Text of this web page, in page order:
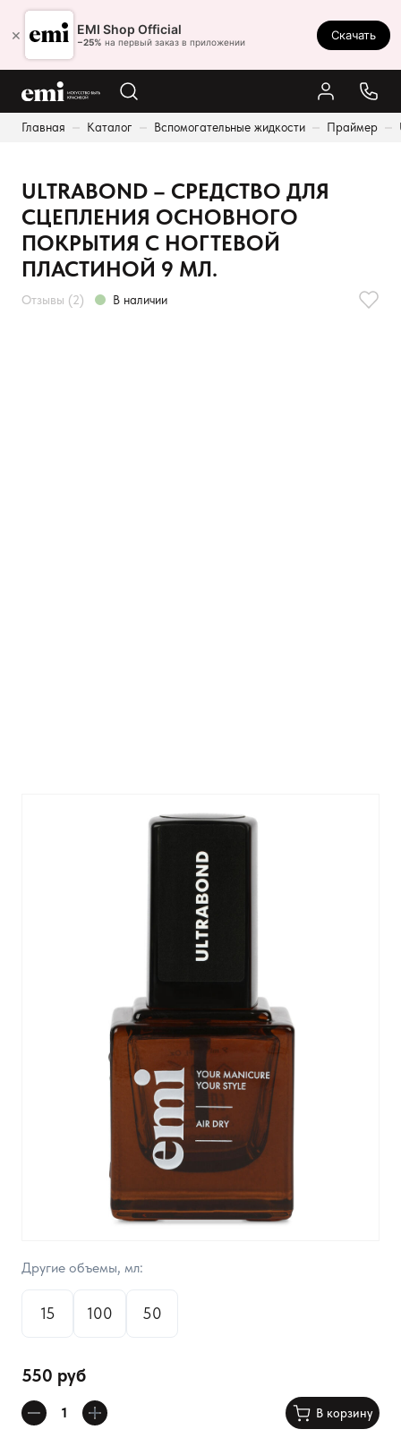
× EMI Shop Official
−25% на первый заказ в приложении
Скачать
Главная Каталог Вспомогательные жидкости Праймер
Ростов-на-Дону
8 (800) 550-86-95
Каталог
Оплата и доставка
Программа лояльности
Реферальная программа
О нас
ULTRABOND – CРЕДСТВО ДЛЯ
СЦЕПЛЕНИЯ ОСНОВНОГО
ПОКРЫТИЯ С НОГТЕВОЙ
ПЛАСТИНОЙ 9 МЛ.
Отзывы (2) В наличии
Другие объемы, мл:
15 100 50
550 руб
В корзину